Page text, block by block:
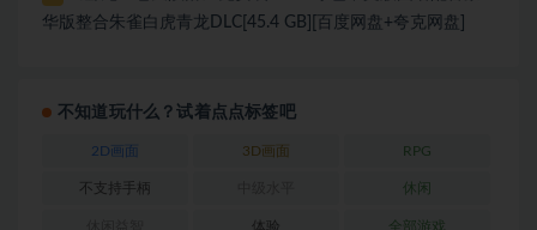
华版整合朱雀白虎青龙DLC[45.4 GB][百度网盘+夸克网盘]
不知道玩什么？试着点点标签吧
2D画面 3D画面 RPG
不支持手柄 休闲
体验 全部游戏